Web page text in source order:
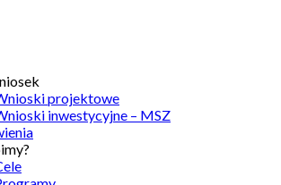
projektowe
inwestycyjne – MSZ